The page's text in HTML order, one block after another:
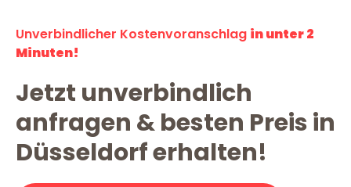
Unverbindlicher Kostenvoranschlag in unter 2
Minuten!
Jetzt unverbindlich
anfragen & besten Preis in
Düsseldorf erhalten!